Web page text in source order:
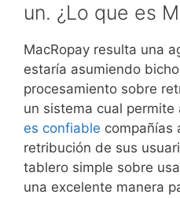
un. ¿Lo que es
MacRopay resulta una
estaría asumiendo
procesamiento sobre
un sistema cual permite
es confiable compañías
retribución de sus
tablero simple sobre
una excelente manera